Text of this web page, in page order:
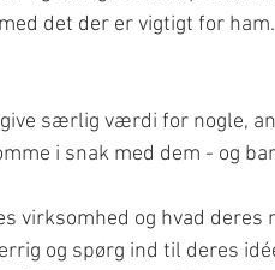
det der er vigtigt for ham.
særlig værdi for nogle,
i snak med dem - og
virksomhed og hvad
og spørg ind til deres